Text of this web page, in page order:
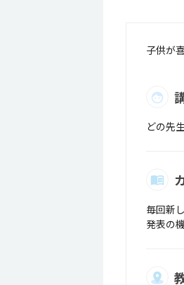
子供が
どの先
毎回新
発表の